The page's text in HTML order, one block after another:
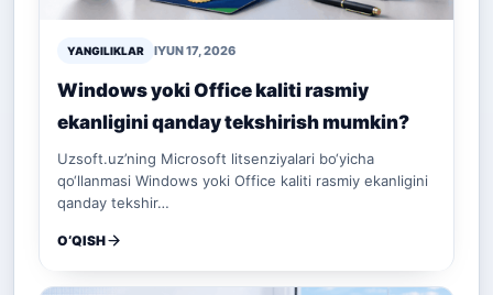
YANGILIKLAR IYUN 17, 2026
Windows yoki Office kaliti rasmiy
ekanligini qanday tekshirish mumkin?
Uzsoft.uz’ning Microsoft litsenziyalari bo‘yicha
qo‘llanmasi Windows yoki Office kaliti rasmiy ekanligini
qanday tekshir…
O‘QISH